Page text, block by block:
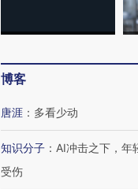
有意思的
博客
唐涯 ： 多看少动
知识分子 ： AI冲击之下，年
受伤